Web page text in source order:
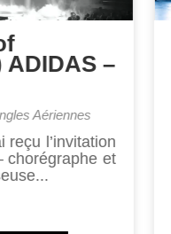
–
Aériennes
reçu l’invitation
et